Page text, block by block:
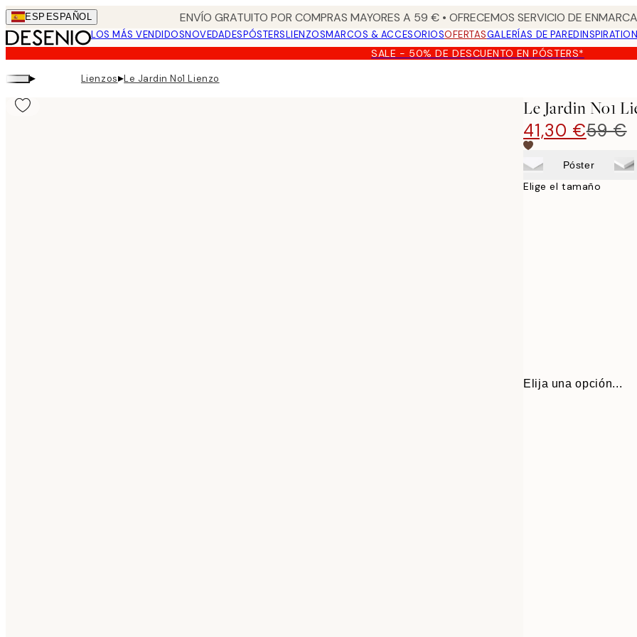
Skip
to
main
content.
ESP ESPAÑOL ENVÍO GRATUITO POR COMPRAS MAYORES A 59 € • OFRECEMOS SERVICIO DE
LOS MÁS VENDIDOSNOVEDADESPÓSTERSLIENZOSMARCOS & ACCESORIOSOFERTASGALERÍAS DE PARED
SALE - 50% DE DESCUENTO EN PÓSTERS*
▸ Lienzos▸Le Jardin No1 Lienzo
Le Jardin No1
41,30 €59 €
Póster
Elige el tamaño
Elija una opción...